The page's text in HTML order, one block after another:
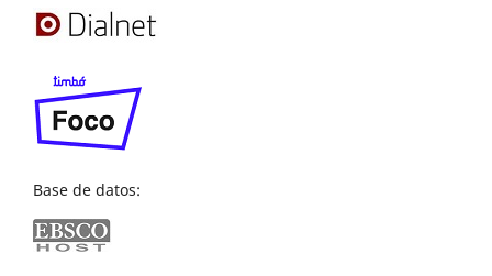
Base de datos: